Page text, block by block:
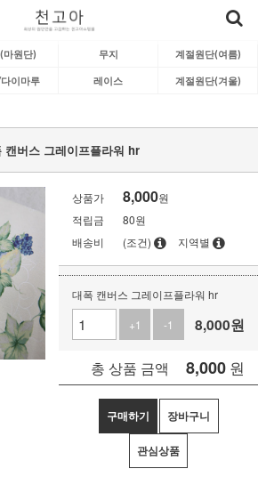
마원단) 무지 계절원단(여름)
이마루 레이스 계절원단(겨울)
캔버스 그레이프플라워 hr
상품가 8,000원
적립금
80원
배송비
(조건) 지역별
대폭 캔버스 그레이프플라워 hr
+1
-1 8,000원
총 상품 금액 8,000 원
구매하기 장바구니
관심상품